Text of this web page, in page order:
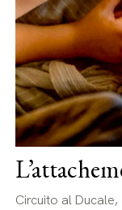
Circuito al